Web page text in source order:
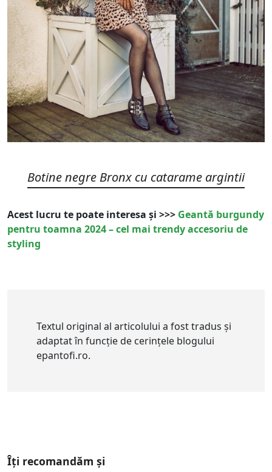
Botine negre Bronx cu catarame argintii
Acest lucru te poate interesa și >>> Geantă burgundy
pentru toamna 2024 – cel mai trendy accesoriu de
styling
Textul original al articolului a fost tradus și
adaptat în funcție de cerințele blogului
epantofi.ro.
Îți recomandăm și